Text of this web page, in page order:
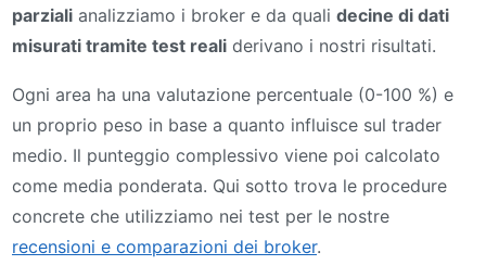
parziali analizziamo i broker e da quali decine di dati
misurati tramite test reali derivano i nostri risultati.
Ogni area ha una valutazione percentuale (0-100 %) e
un proprio peso in base a quanto influisce sul trader
medio. Il punteggio complessivo viene poi calcolato
come media ponderata. Qui sotto trova le procedure
concrete che utilizziamo nei test per le nostre
recensioni e comparazioni dei broker.